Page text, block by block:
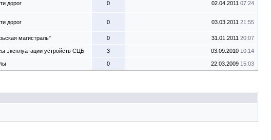
дорог 0 02.04.2011 07:24
дорог 0 03.03.2011 21:55
магистраль" 0 31.01.2011 20:07
эксплуатации устройств СЦБ 3 03.09.2010 10:14
0 22.03.2009 15:03